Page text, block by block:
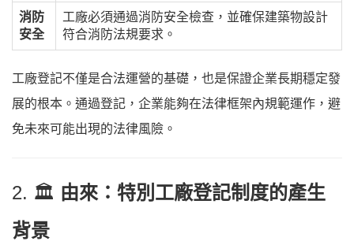
消防
安全
工廠必須通過消防安全檢查，並確保建築物設計
符合消防法規要求。
工廠登記不僅是合法運營的基礎，也是保證企業長期穩定發
展的根本。通過登記，企業能夠在法律框架內規範運作，避
免未來可能出現的法律風險。
2. 🏛 由來：特別工廠登記制度的產生
背景